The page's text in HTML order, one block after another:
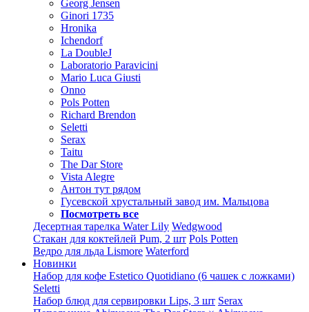
Georg Jensen
Ginori 1735
Hronika
Ichendorf
La DoubleJ
Laboratorio Paravicini
Mario Luca Giusti
Onno
Pols Potten
Richard Brendon
Seletti
Serax
Taitu
The Dar Store
Vista Alegre
Антон тут рядом
Гусевской хрустальный завод им. Мальцова
Посмотреть все
Десертная тарелка Water Lily Wedgwood
Стакан для коктейлей Pum, 2 шт Pols Potten
Ведро для льда Lismore Waterford
Новинки
Набор для кофе Estetico Quotidiano (6 чашек с ложками)
Seletti
Набор блюд для сервировки Lips, 3 шт Serax